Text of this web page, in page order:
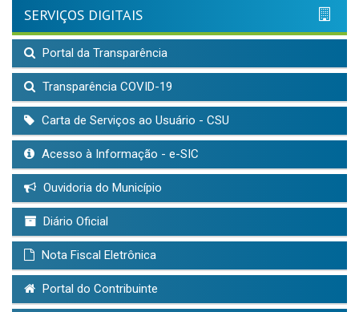
SERVIÇOS DIGITAIS
Portal da Transparência
Transparência COVID-19
Carta de Serviços ao Usuário - CSU
Acesso à Informação - e-SIC
Ouvidoria do Município
Diário Oficial
Nota Fiscal Eletrônica
Portal do Contribuinte